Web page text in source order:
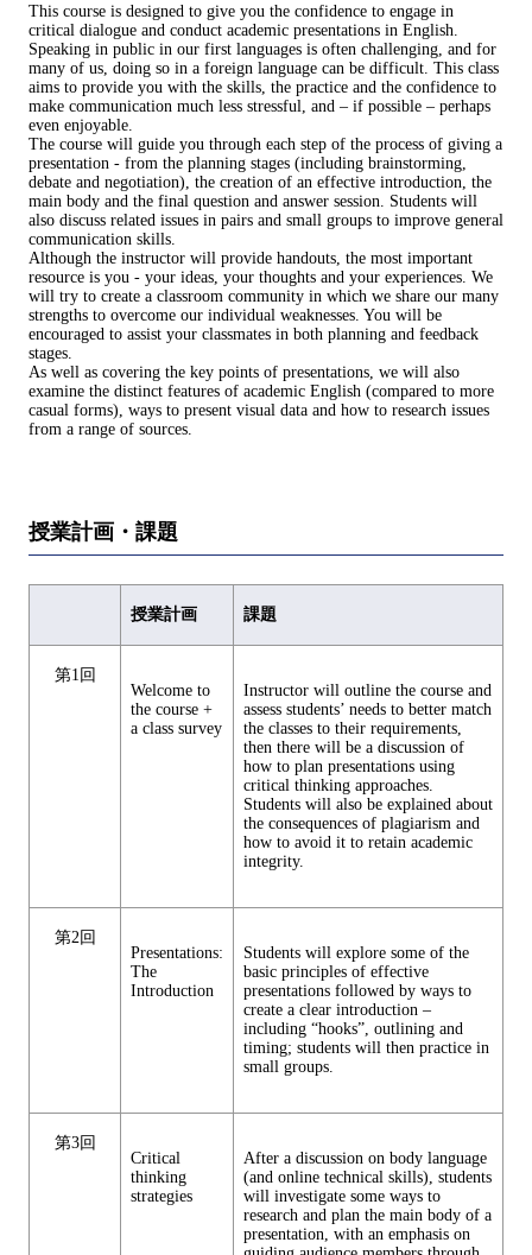
This course is designed to give you the confidence to engage in
critical dialogue and conduct academic presentations in English.
Speaking in public in our first languages is often challenging, and for
many of us, doing so in a foreign language can be difficult. This class
aims to provide you with the skills, the practice and the confidence to
make communication much less stressful, and – if possible – perhaps
even enjoyable.
The course will guide you through each step of the process of giving a
presentation - from the planning stages (including brainstorming,
debate and negotiation), the creation of an effective introduction, the
main body and the final question and answer session. Students will
also discuss related issues in pairs and small groups to improve general
communication skills.
Although the instructor will provide handouts, the most important
resource is you - your ideas, your thoughts and your experiences. We
will try to create a classroom community in which we share our many
strengths to overcome our individual weaknesses. You will be
encouraged to assist your classmates in both planning and feedback
stages.
As well as covering the key points of presentations, we will also
examine the distinct features of academic English (compared to more
casual forms), ways to present visual data and how to research issues
from a range of sources.
授業計画・課題
授業計画 課題
第1回
Welcome to
the course +
a class survey
Instructor will outline the course and
assess students’ needs to better match
the classes to their requirements,
then there will be a discussion of
how to plan presentations using
critical thinking approaches.
Students will also be explained about
the consequences of plagiarism and
how to avoid it to retain academic
integrity.
第2回
Presentations:
The
Introduction
Students will explore some of the
basic principles of effective
presentations followed by ways to
create a clear introduction –
including “hooks”, outlining and
timing; students will then practice in
small groups.
第3回
Critical
thinking
strategies
After a discussion on body language
(and online technical skills), students
will investigate some ways to
research and plan the main body of a
presentation, with an emphasis on